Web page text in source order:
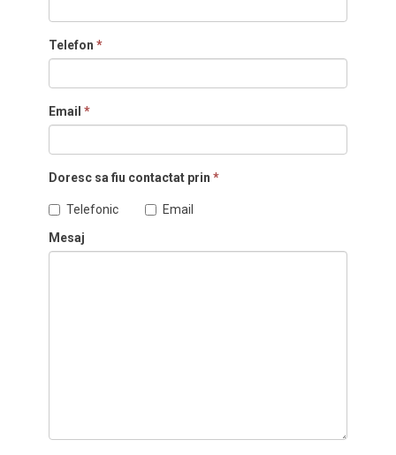
Telefon *
Email *
Doresc sa fiu contactat prin *
Telefonic
Email
Mesaj